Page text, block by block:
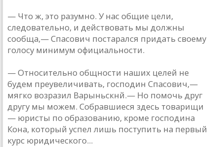
— Что ж, это разумно. У нас общие цели,
следовательно, и действовать мы должны
сообща,— Спасович постарался придать своему
голосу минимум официальности.
— Относительно общности наших целей не
будем преувеличивать, господин Спасович,—
мягко возразил Варыньскнй.— Но помочь друг
другу мы можем. Собравшиеся здесь товарищи
— юристы по образованию, кроме господина
Кона, который успел лишь поступить на первый
курс юридического...